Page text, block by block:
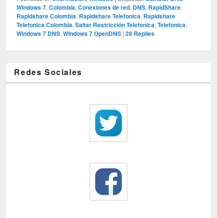
Windows 7,Colombia,Conexiones de red, DNS, RapidShare,
Rapidshare Colombia, Rapidshare Telefonica, Rapidshare
Telefonica Colombia,Saltar Restricción Telefonica,Telefonica,
Windows 7 DNS,Windows 7 OpenDNS |28 Replies
Redes Sociales